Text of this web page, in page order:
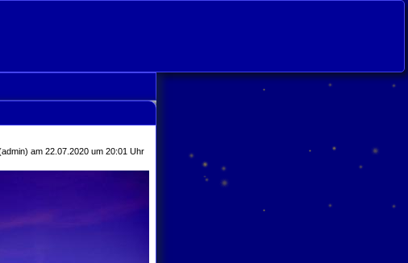
am 22.07.2020 um 20:01 Uhr